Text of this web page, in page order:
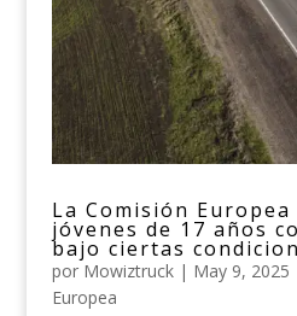
La Comisión
jóvenes de 17 años
bajo ciertas
por Mowiztruck| May 9, 2025
Europea